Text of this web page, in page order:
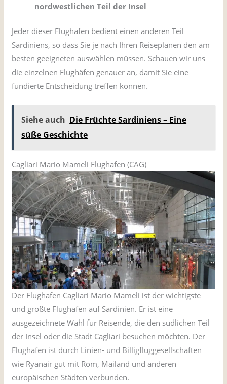
nordwestlichen Teil der Insel
Jeder dieser Flughäfen bedient einen anderen Teil
Sardiniens, so dass Sie je nach Ihren Reiseplänen den am
besten geeigneten auswählen müssen. Schauen wir uns
die einzelnen Flughäfen genauer an, damit Sie eine
fundierte Entscheidung treffen können.
Siehe auch Die Früchte Sardiniens – Eine
süße Geschichte
Cagliari Mario Mameli Flughafen (CAG)
Der Flughafen Cagliari Mario Mameli ist der wichtigste
und größte Flughafen auf Sardinien. Er ist eine
ausgezeichnete Wahl für Reisende, die den südlichen Teil
der Insel oder die Stadt Cagliari besuchen möchten. Der
Flughafen ist durch Linien- und Billigfluggesellschaften
wie Ryanair gut mit Rom, Mailand und anderen
europäischen Städten verbunden.